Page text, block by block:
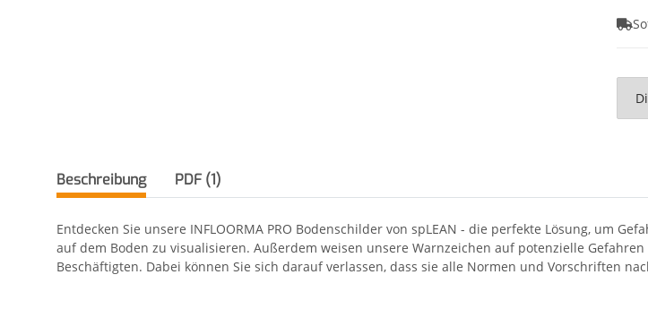
x
Beschreibung PDF (1)
Entdecken Sie unsere INFLOORMA PRO Bodenschilder von spLEAN - die perfekte Lösung, um
auf dem Boden zu visualisieren. Außerdem weisen unsere Warnzeichen auf potenzielle
Beschäftigten. Dabei können Sie sich darauf verlassen, dass sie alle Normen und Vorschriften